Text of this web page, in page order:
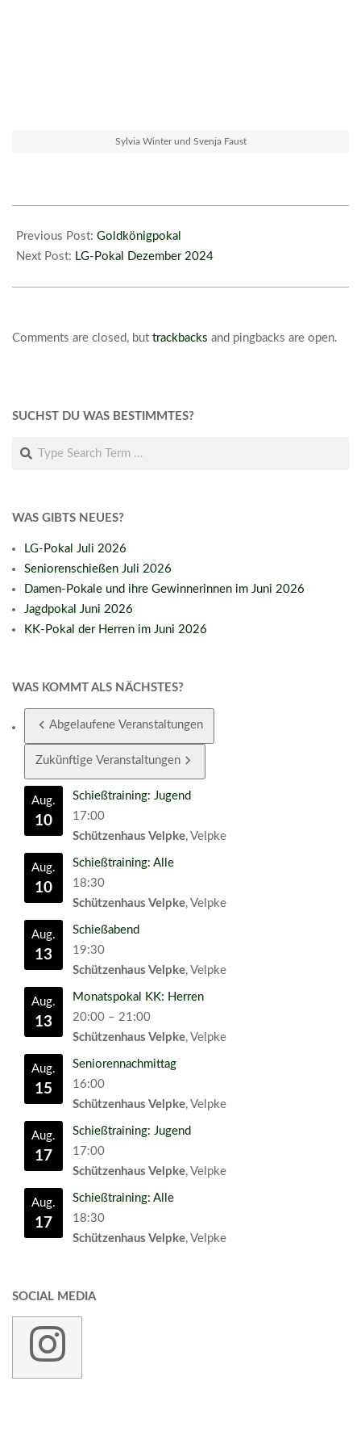
Sylvia Winter und Svenja Faust
12-
04
Previous Post: Goldkönigpokal
Next Post: LG-Pokal Dezember 2024
Comments are closed, but trackbacks and pingbacks are open.
SUCHST DU WAS BESTIMMTES?
Search
WAS GIBTS NEUES?
LG-Pokal Juli 2026
Seniorenschießen Juli 2026
Damen-Pokale und ihre Gewinnerinnen im Juni 2026
Jagdpokal Juni 2026
KK-Pokal der Herren im Juni 2026
WAS KOMMT ALS NÄCHSTES?
Abgelaufene Veranstaltungen
Zukünftige Veranstaltungen
Aug.
10
Schießtraining: Jugend
17:00
Schützenhaus Velpke, Velpke
Aug.
10
Schießtraining: Alle
18:30
Schützenhaus Velpke, Velpke
Aug.
13
Schießabend
19:30
Schützenhaus Velpke, Velpke
Aug.
13
Monatspokal KK: Herren
20:00 – 21:00
Schützenhaus Velpke, Velpke
Aug.
15
Seniorennachmittag
16:00
Schützenhaus Velpke, Velpke
Aug.
17
Schießtraining: Jugend
17:00
Schützenhaus Velpke, Velpke
Aug.
17
Schießtraining: Alle
18:30
Schützenhaus Velpke, Velpke
SOCIAL MEDIA